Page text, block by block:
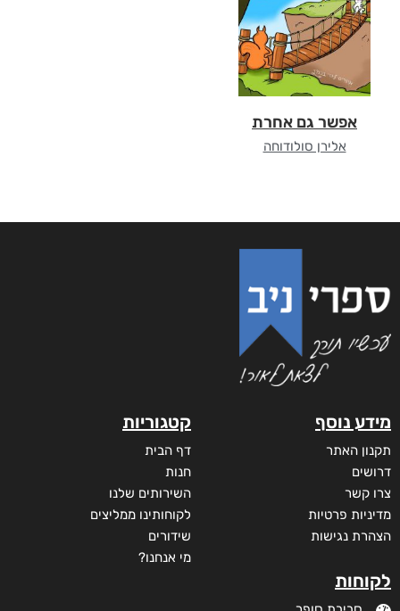
אפשר גם אחרת
אלירן סולודוחה
מידע נוסף
תקנון האתר
דרושים
צרו קשר
מדיניות פרטיות
הצהרת נגישות
לקוחות
קטגוריות
דף הבית
חנות
השירותים שלנו
לקוחותינו ממליצים
שידורים
מי אנחנו?